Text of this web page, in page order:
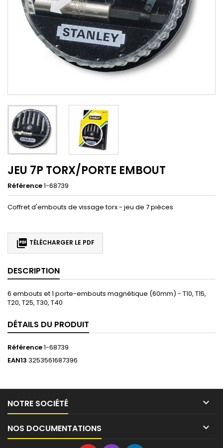
JEU 7P TORX/PORTE EMBOUT
Référence1-68739
Coffret d'embouts de vissage torx - jeu de 7 pièces
 TÉLÉCHARGER LE PDF
DESCRIPTION
6 embouts et 1 porte-embouts magnétique (60mm) - T10, T15,
T20, T25, T30, T40
DÉTAILS DU PRODUIT
Référence1-68739
EAN13 3253561687396
NOTRE SOCIÉTÉ 
NOS DOCUMENTATIONS 